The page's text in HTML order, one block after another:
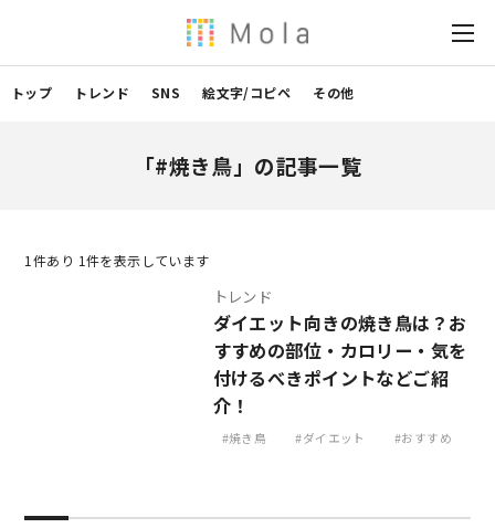
トップ トレンド SNS 絵文字/コピペ その他
「#焼き鳥」の記事一覧
1 件あり 1件を表示しています
トレンド
ダイエット向きの焼き鳥は？お
すすめの部位・カロリー・気を
付けるべきポイントなどご紹
介！
焼き鳥 ダイエット おすすめ